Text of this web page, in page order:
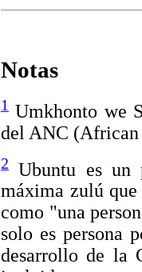
Notas
1 Umkhonto we
del ANC (African
2 Ubuntu es un
máxima zulú que
como "una
solo es persona
desarrollo de la